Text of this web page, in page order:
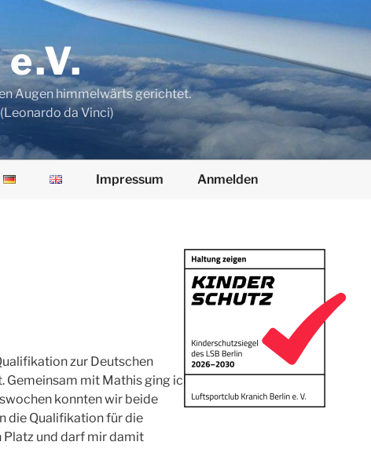
Augen himmelwärts gerichtet.
da Vinci)
Impressum Anmelden
zur Deutschen
Gemeinsam mit Mathis ging ich
konnten wir beide
die Qualifikation für die
und darf mir damit